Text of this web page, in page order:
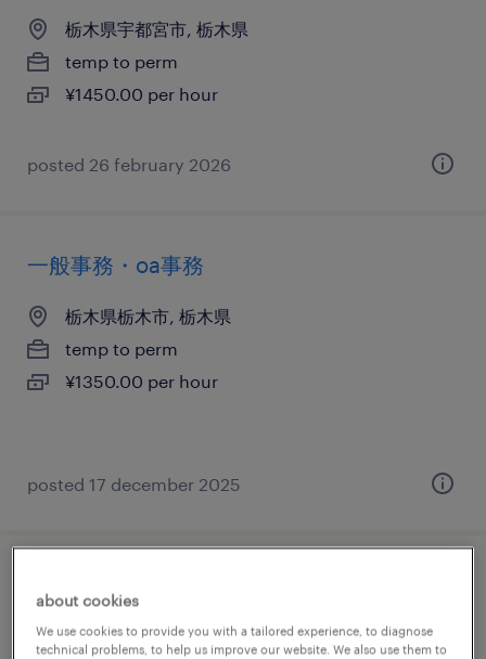
栃木県宇都宮市, 栃木県
temp to perm
¥1450.00 per hour
posted 26 february 2026
一般事務・oa事務
栃木県栃木市, 栃木県
temp to perm
¥1350.00 per hour
posted 17 december 2025
about cookies
We use cookies to provide you with a tailored experience, to diagnose
technical problems, to help us improve our website. We also use them to